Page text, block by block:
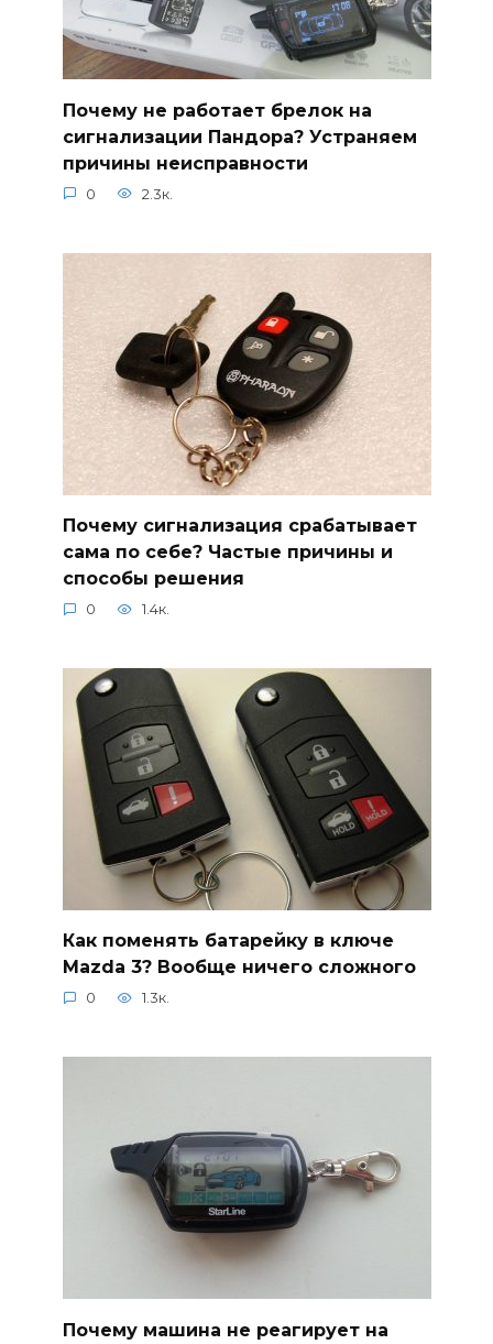
Почему не работает брелок на
сигнализации Пандора? Устраняем
причины неисправности
0 2.3к.
Почему сигнализация срабатывает
сама по себе? Частые причины и
способы решения
0 1.4к.
Как поменять батарейку в ключе
Mazda 3? Вообще ничего сложного
0 1.3к.
Почему машина не реагирует на